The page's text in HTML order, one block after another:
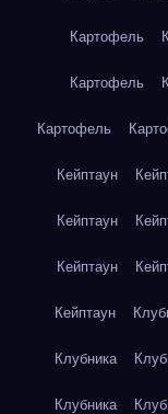
Картофель
Картофель
Картофель
Кейптаун
Кейптаун
Кейптаун
Кейптаун
Клубника
Клубника